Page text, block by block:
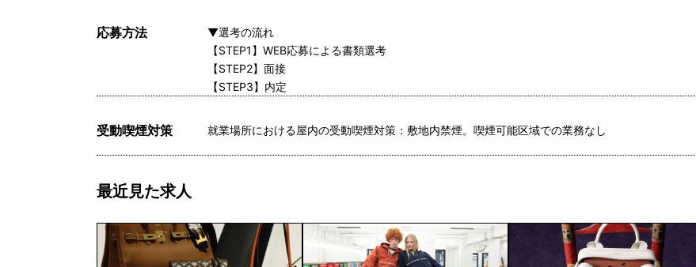
応募方法
▼選考の流れ
【STEP1】WEB応募による書類選考
【STEP2】面接
【STEP3】内定
受動喫煙対策 就業場所における屋内の受動喫煙対策：敷地内禁煙。喫煙可能区域での業務なし
最近見た求人